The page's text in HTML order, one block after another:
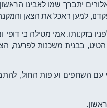
יתברך שמו לאבינו
למען האכל את הצאן
בזקנותו. אמי מטילה בי דופי
בבנית משכנות לפרעה,
עם השחפים ועופות החול,